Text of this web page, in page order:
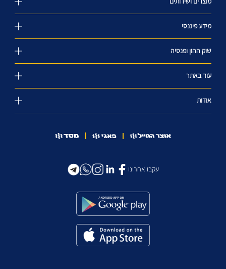
מידע פיננסי
שוק ההון ופנסיה
עוד באתר
אודות
עקבו אחרינו